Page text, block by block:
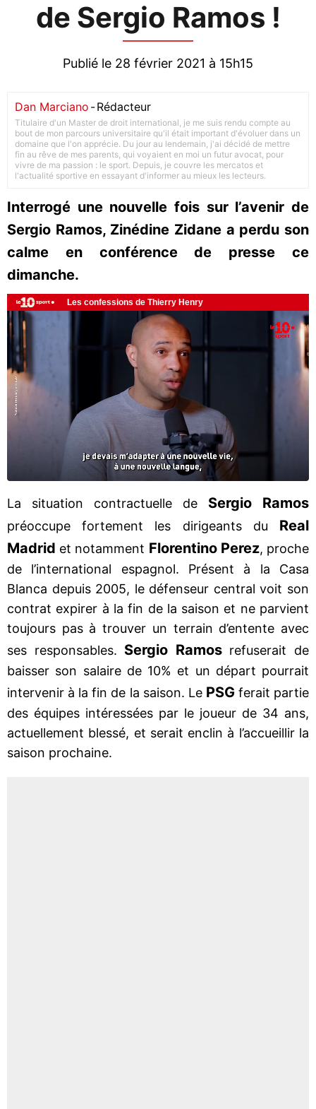
de Sergio Ramos !
Publié le 28 février 2021 à 15h15
Dan Marciano -Rédacteur
Titulaire d'un Master de droit international, je me suis rendu compte au
bout de mon parcours universitaire qu'il était important d'évoluer dans un
domaine que l'on apprécie. Du jour au lendemain, j'ai décidé de mettre
fin au rêve de mes parents, qui voyaient en moi un futur avocat, pour
vivre de ma passion : le sport. Depuis, je couvre les mercatos et
l'actualité sportive en essayant d'informer au mieux les lecteurs.
Interrogé une nouvelle fois sur l’avenir de
Sergio Ramos, Zinédine Zidane a perdu son
calme en conférence de presse ce
dimanche.
La situation contractuelle de Sergio Ramos
préoccupe fortement les dirigeants du Real
Madrid et notamment Florentino Perez, proche
de l’international espagnol. Présent à la Casa
Blanca depuis 2005, le défenseur central voit son
contrat expirer à la fin de la saison et ne parvient
toujours pas à trouver un terrain d’entente avec
ses responsables. Sergio Ramosrefuserait de
baisser son salaire de 10% et un départ pourrait
intervenir à la fin de la saison. Le PSGferait partie
des équipes intéressées par le joueur de 34 ans,
actuellement blessé, et serait enclin à l’accueillir la
saison prochaine.